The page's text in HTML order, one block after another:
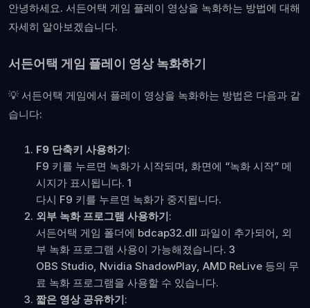
안녕하세요. 서든어택 게임 플레이 영상을 녹화하는 방법에 대해
자세히 알아보겠습니다.
서든어택 게임 플레이 영상 녹화하기
💡 서든어택 게임에서 플레이 영상을 녹화하는 방법은 다음과 같
습니다:
F9 단축키 사용하기:
F9 키를 누르면 녹화가 시작되며, 화면에 “녹화 시작” 메
시지가 표시됩니다. 1
다시 F9 키를 누르면 녹화가 중지됩니다.
외부 녹화 프로그램 사용하기:
서든어택 게임 폴더에 bdcap32.dll 파일이 추가되어, 외
부 녹화 프로그램 사용이 가능해졌습니다. 3
OBS Studio, Nvidia ShadowPlay, AMD ReLive 등의 무
료 녹화 프로그램을 사용할 수 있습니다.
짧은 영상 공유하기: